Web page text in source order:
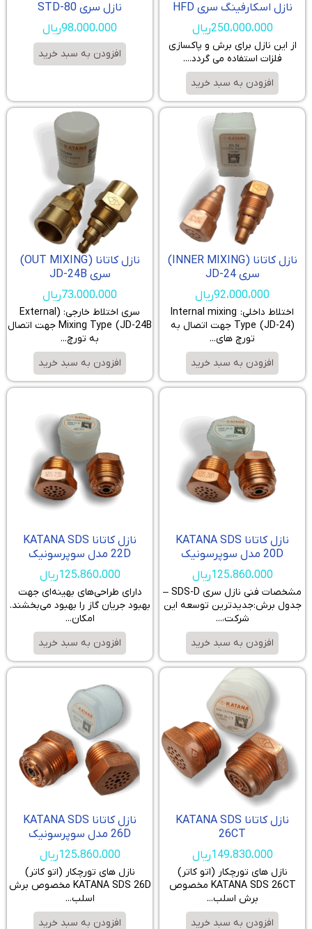
نازل اسکارفینگ سری HFD
250،000،000ریال
از این نازل برای برش و پاکسازی
فلزات استفاده می گردد....
افزودن به سبد خرید
نازل سری STD-80
98،000،000ریال
افزودن به سبد خرید
نازل کاتانا (INNER MIXING)
سری JD-24
92،000،000ریال
اختلاط داخلی: Internal mixing
Type (JD-24) جهت اتصال به
تورچ های...
افزودن به سبد خرید
نازل کاتانا (OUT MIXING)
سری JD-24B
73،000،000ریال
سری اختلاط خارجی: (External
Mixing Type (JD-24B جهت اتصال
به تورچ...
افزودن به سبد خرید
نازل کاتانا KATANA SDS
20D مدل سوپرسونیک
125،860،000ریال
مشخصات فنی نازل سری SDS-D –
جدول برش:جدیدترین توسعه این
شرکت،...
افزودن به سبد خرید
نازل کاتانا KATANA SDS
22D مدل سوپرسونیک
125،860،000ریال
دارای طراحی‌های بهینه‌ای جهت
بهبود جریان گاز را بهبود می‌بخشند.
امکان...
افزودن به سبد خرید
نازل کاتانا KATANA SDS
26CT
149،830،000ریال
نازل های تورچکار (اتو کاتر)
KATANA SDS 26CT مخصوص
برش اسلب...
افزودن به سبد خرید
نازل کاتانا KATANA SDS
26D مدل سوپرسونیک
125،860،000ریال
نازل های تورچکار (اتو کاتر)
KATANA SDS 26D مخصوص برش
اسلب...
افزودن به سبد خرید